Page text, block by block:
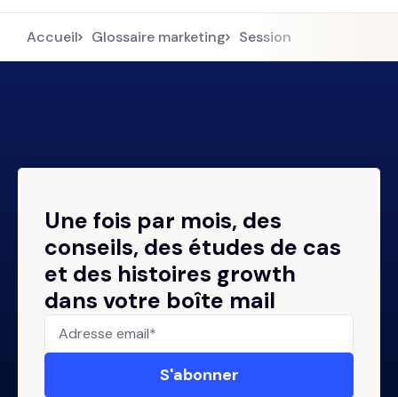
Accueil Glossaire marketing Session
Une fois par mois, des
conseils, des études de cas
et des histoires growth
dans votre boîte mail